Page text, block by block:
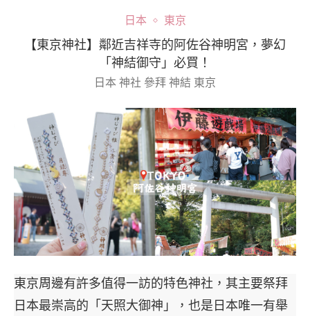
日本 東京
【東京神社】鄰近吉祥寺的阿佐谷神明宮，夢幻
「神結御守」必買！
日本 神社 參拜 神結 東京
東京周邊有許多值得一訪的特色神社，其主要祭拜
日本最崇高的「天照大御神」，也是日本唯一有舉